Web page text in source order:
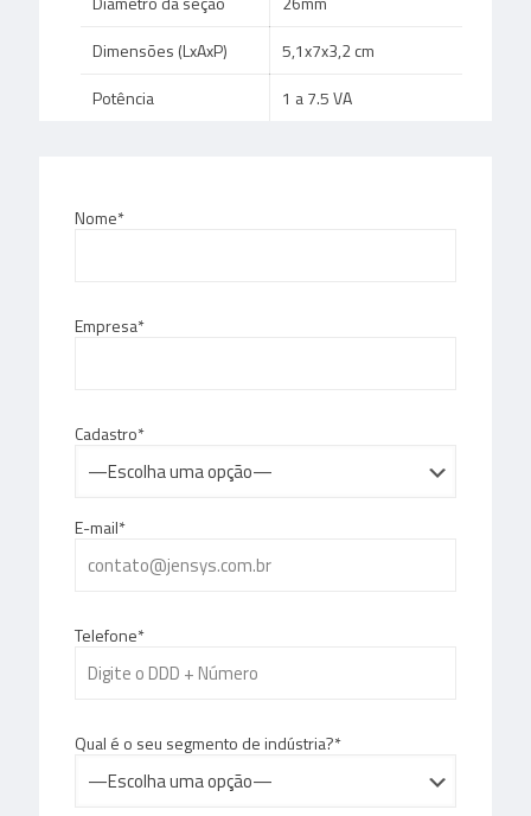
Dimensões (LxAxP)
5,1x7x3,2 cm
Potência
1 a 7.5 VA
Nome*
Empresa*
Cadastro*
E-mail*
Telefone*
Qual é o seu segmento de indústria?*